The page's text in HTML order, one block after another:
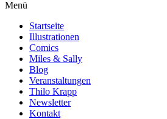
Menü
Startseite
Illustrationen
Comics
Miles & Sally
Blog
Veranstaltungen
Thilo Krapp
Newsletter
Kontakt